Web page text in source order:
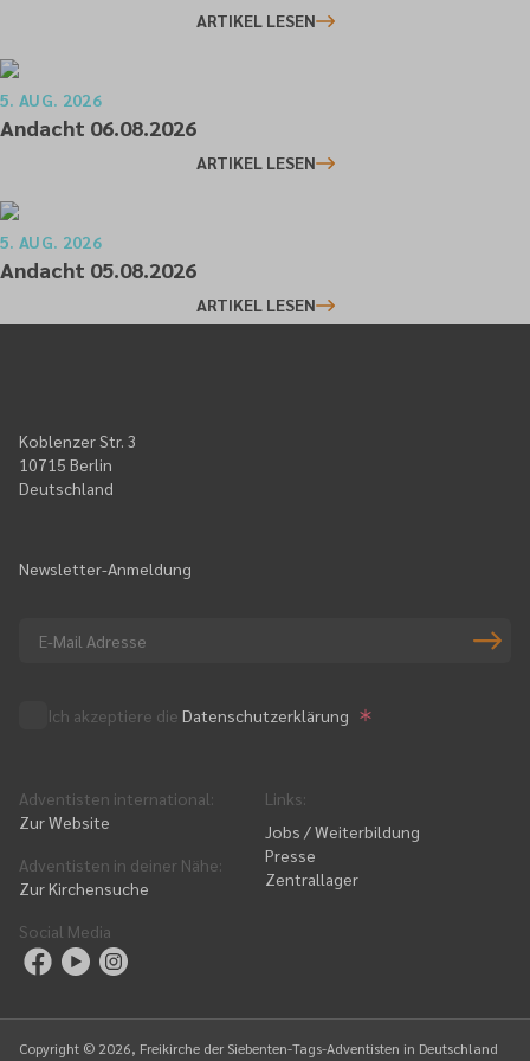
ARTIKEL LESEN
5. AUG. 2026
Andacht 06.08.2026
ARTIKEL LESEN
5. AUG. 2026
Andacht 05.08.2026
ARTIKEL LESEN
Koblenzer Str. 3
10715 Berlin
Deutschland
Newsletter-Anmeldung
Ich akzeptiere die Datenschutzerklärung
Adventisten international:
Zur Website
Adventisten in deiner Nähe:
Zur Kirchensuche
Social Media
Links:
Jobs / Weiterbildung
Presse
Zentrallager
Copyright © 2026, Freikirche der Siebenten-Tags-Adventisten in Deutschland